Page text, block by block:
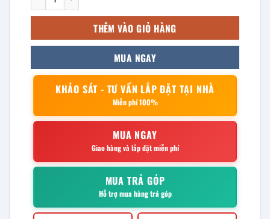
THÊM VÀO GIỎ HÀNG
MUA NGAY
KHẢO SÁT - TƯ VẤN LẮP ĐẶT TẠI NHÀ
Miễn phí 100%
MUA NGAY
Giao hàng và lắp đặt miễn phí
MUA TRẢ GÓP
Hỗ trợ mua hàng trả góp